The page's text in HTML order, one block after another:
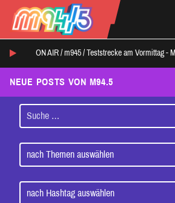
ON AIR / m945 / Teststrecke am Vormittag -
NEUE POSTS VON M94.5